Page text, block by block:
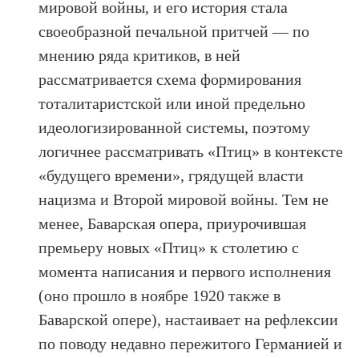
мировой войны, и его история стала
своеобразной печальной притчей — по
мнению ряда критиков, в ней
рассматривается схема формирования
тоталитаристской или иной предельно
идеологизированной системы, поэтому
логичнее рассматривать «Птиц» в контексте
«будущего времени», грядущей власти
нацизма и Второй мировой войны. Тем не
менее, Баварская опера, приурочившая
премьеру новых «Птиц» к столетию с
момента написания и первого исполнения
(оно прошло в ноябре 1920 также в
Баварской опере), настаивает на рефлексии
по поводу недавно пережитого Германией и